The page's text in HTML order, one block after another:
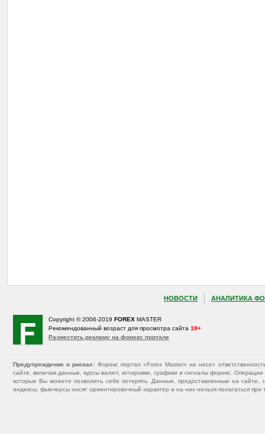
НОВОСТИ АНАЛИТИКА
Copyright © 2006-2019 FOREX MASTER
Рекомендованный возраст для просмотра сайта 18+
Разместить рекламу на форекс портале
Предупреждение о рисках : Форекс портал «Forex Master» не несет
сайте, включая данные, курсы валют, котировки, графики и сигналы форекс.
которые Вы можете позволить себе потерять. Данные, предоставленные на
индексы, фьючерсы носят ориентировочный характер и на них нельзя полагаться при